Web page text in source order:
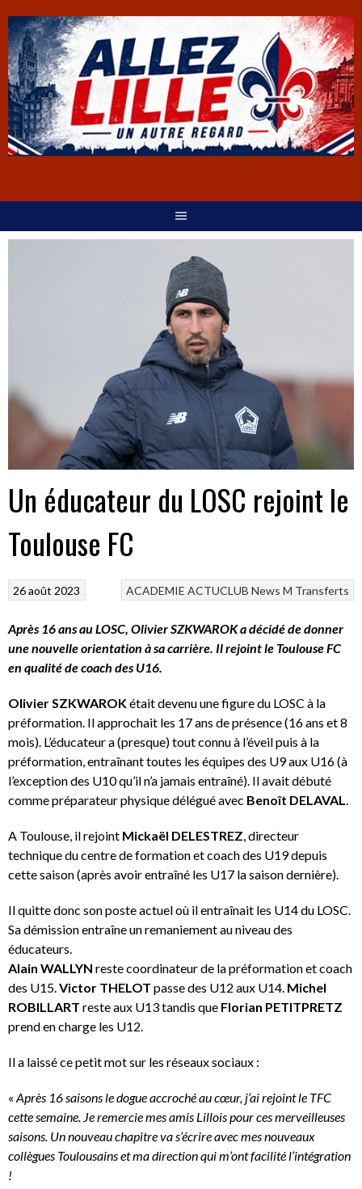
Un éducateur du LOSC rejoint le
Toulouse FC
ACADEMIE ACTUCLUB News M Transferts
26 août 2023
Après 16 ans au LOSC, Olivier SZKWAROK a décidé de donner
une nouvelle orientation à sa carrière. Il rejoint le Toulouse FC
en qualité de coach des U16.
Olivier SZKWAROKétait devenu une figure du LOSC à la
préformation. Il approchait les 17 ans de présence (16 ans et 8
mois). L’éducateur a (presque) tout connu à l’éveil puis à la
préformation, entraînant toutes les équipes des U9 aux U16 (à
l’exception des U10 qu’il n’a jamais entraîné). Il avait débuté
comme préparateur physique délégué avec Benoît DELAVAL.
A Toulouse, il rejoint Mickaël DELESTREZ, directeur
technique du centre de formation et coach des U19 depuis
cette saison (après avoir entraîné les U17 la saison dernière).
Il quitte donc son poste actuel où il entraînait les U14 du LOSC.
Sa démission entraîne un remaniement au niveau des
éducateurs.
Alain WALLYN reste coordinateur de la préformation et coach
des U15.Victor THELOT passe des U12 aux U14. Michel
ROBILLART reste aux U13 tandis que Florian PETITPRETZ
prend en charge les U12.
Il a laissé ce petit mot sur les réseaux sociaux :
« Après 16 saisons le dogue accroché au cœur, j’ai rejoint le TFC
cette semaine. Je remercie mes amis Lillois pour ces merveilleuses
saisons. Un nouveau chapitre va s’écrire avec mes nouveaux
collègues Toulousains et ma direction qui m’ont facilité l’intégration
!